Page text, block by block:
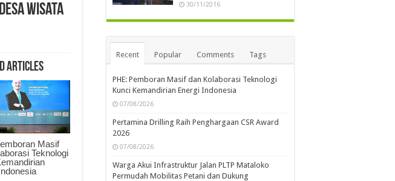
Wisata
Articles
Masif
Teknologi
30/11/2016
Recent Popular Comments Tags
PHE: Pemboran Masif dan Kolaborasi Teknologi
Kunci Kemandirian Energi Indonesia
07/08/2026
Pertamina Drilling Raih Penghargaan CSR Award
2026
07/08/2026
Warga Akui Infrastruktur Jalan PLTP Mataloko
Permudah Mobilitas Petani dan Dukung